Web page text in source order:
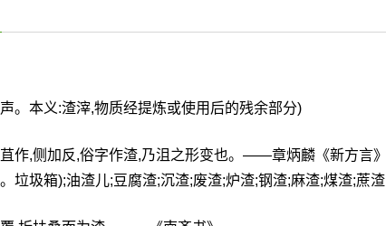
。本义:渣滓,物质经提炼或使用后的残余部分)
作,侧加反,俗字作渣,乃沮之形变也。——章炳麟《新方言》
垃圾箱);油渣儿;豆腐渣;沉渣;废渣;炉渣;钢渣;麻渣;煤渣;蔗渣